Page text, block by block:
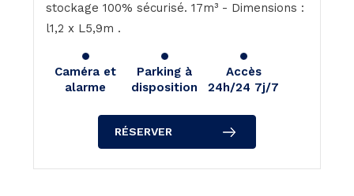
stockage 100% sécurisé. 17m³ - Dimensions :
l1,2 x L5,9m .
Caméra et
alarme
Parking à
disposition
Accès
24h/24 7j/7
RÉSERVER